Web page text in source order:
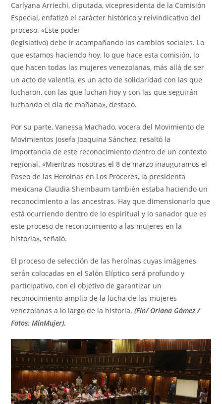
Carlyana Arriechi, diputada, vicepresidenta de la Comisión
Especial, enfatizó el carácter histórico y reivindicativo del
proceso. «Este poder
(legislativo) debe ir acompañando los cambios sociales. Lo
que estamos haciendo hoy, lo que hace esta comisión, lo
que hacen todas las mujeres venezolanas, más allá de ser
un acto de valentía, es un acto de solidaridad con las que
lucharon, con las que luchan hoy y con las que seguirán
luchando el día de mañana», destacó.
Por su parte, Vanessa Machado, vocera del Movimiento de
Movimientos Josefa Joaquina Sánchez, resaltó la
importancia de este reconocimiento dentro de un contexto
regional. «Mientras nosotras el 8 de marzo inauguramos el
Paseo de las Heroínas en Los Próceres, la presidenta
mexicana Claudia Sheinbaum también estaba haciendo un
reconocimiento a las ancestras. Hay que dimensionarlo que
está ocurriendo dentro de lo espiritual y lo sanador que es
este proceso de reconocimiento a las mujeres en la
historia», señaló.
El proceso de selección de las heroínas cuyas imágenes
serán colocadas en el Salón Elíptico será profundo y
participativo, con el objetivo de garantizar un
reconocimiento amplio de la lucha de las mujeres
venezolanas a lo largo de la historia.(Fin/ Oriana Gámez /
Fotos: MinMujer).